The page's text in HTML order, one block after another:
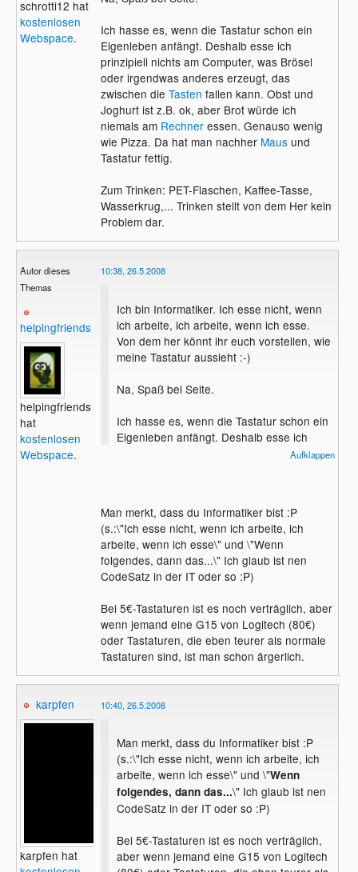
schrotti12 hat
kostenlosen
Webspace.
Ich hasse es, wenn die Tastatur schon ein
Eigenleben anfängt. Deshalb esse ich
prinzipiell nichts am Computer, was Brösel
oder irgendwas anderes erzeugt, das
zwischen die Tasten fallen kann. Obst und
Joghurt ist z.B. ok, aber Brot würde ich
niemals am Rechneressen. Genauso wenig
wie Pizza. Da hat man nachher Mausund
Tastatur fettig.
Zum Trinken: PET-Flaschen, Kaffee-Tasse,
Wasserkrug,... Trinken stellt von dem Her kein
Problem dar.
Autor dieses
Themas
helpingfriends
helpingfriends
hat
kostenlosen
Webspace.
10:38, 26.5.2008
Ich bin Informatiker. Ich esse nicht, wenn
ich arbeite, ich arbeite, wenn ich esse.
Von dem her könnt ihr euch vorstellen, wie
meine Tastatur aussieht :-)
Na, Spaß bei Seite.
Ich hasse es, wenn die Tastatur schon ein
Eigenleben anfängt. Deshalb esse ich
prinzipiell nichts am Computer, was Brösel
niemals am Rechner essen. Genauso
wenig wie Pizza. Da hat man nachher
Maus und Tastatur fettig.
Zum Trinken: PET-Flaschen, Kaffee-Tasse,
kein Problem dar.
Aufklappen
Man merkt, dass du Informatiker bist :P
(s.:\"Ich esse nicht, wenn ich arbeite, ich
arbeite, wenn ich esse\" und \"Wenn
folgendes, dann das...\" Ich glaub ist nen
CodeSatz in der IT oder so :P)
Bei 5€-Tastaturen ist es noch verträglich, aber
wenn jemand eine G15 von Logitech (80€)
oder Tastaturen, die eben teurer als normale
Tastaturen sind, ist man schon ärgerlich.
karpfen
karpfen hat
10:40, 26.5.2008
Man merkt, dass du Informatiker bist :P
(s.:\"Ich esse nicht, wenn ich arbeite, ich
arbeite, wenn ich esse\" und \"Wenn
folgendes, dann das...\" Ich glaub ist nen
CodeSatz in der IT oder so :P)
Bei 5€-Tastaturen ist es noch verträglich,
aber wenn jemand eine G15 von Logitech